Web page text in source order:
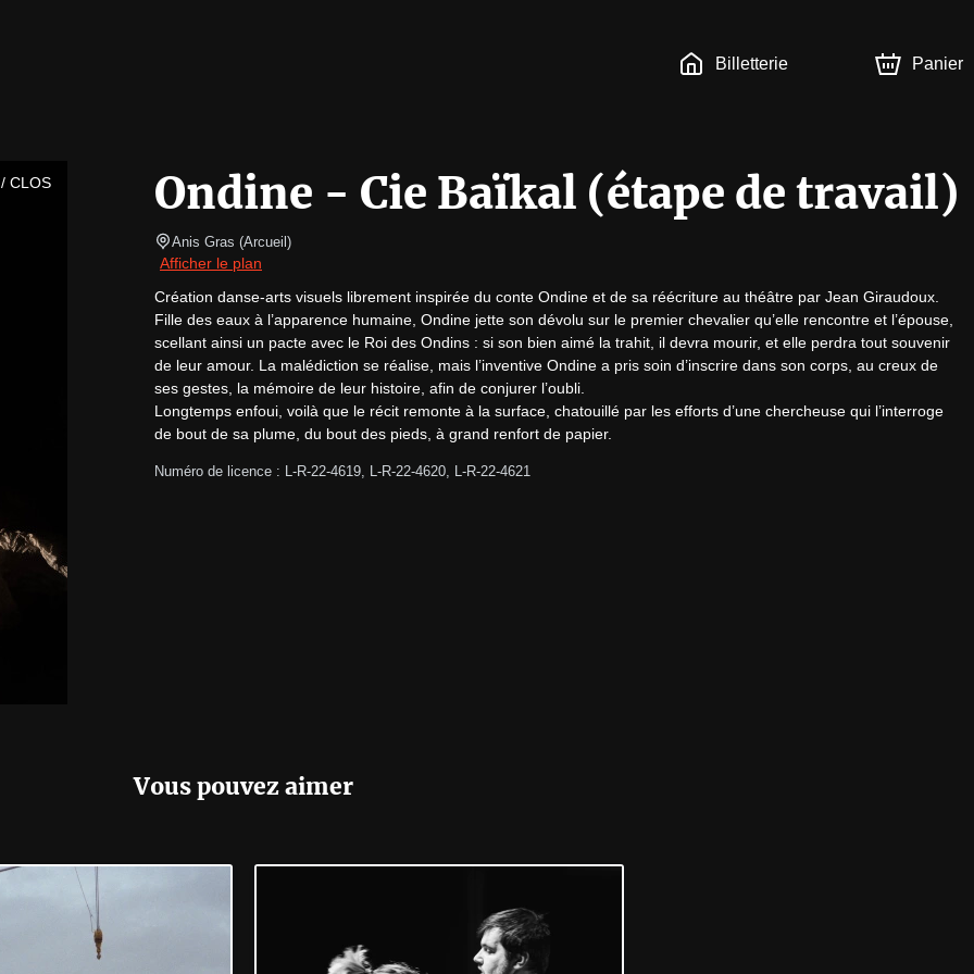
Billetterie Panier
CLOS Ondine - Cie Baïkal (étape de travail)
Anis Gras (Arcueil )
Afficher le plan
Création danse-arts visuels librement inspirée du conte Ondine et de sa réécriture au théâtre par Jean Giraudoux.
Fille des eaux à l’apparence humaine, Ondine jette son dévolu sur le premier chevalier qu’elle rencontre et l’épouse,
scellant ainsi un pacte avec le Roi des Ondins : si son bien aimé la trahit, il devra mourir, et elle perdra tout souvenir
de leur amour. La malédiction se réalise, mais l’inventive Ondine a pris soin d’inscrire dans son corps, au creux de
ses gestes, la mémoire de leur histoire, afin de conjurer l’oubli.
Longtemps enfoui, voilà que le récit remonte à la surface, chatouillé par les efforts d’une chercheuse qui l’interroge
de bout de sa plume, du bout des pieds, à grand renfort de papier.
Numéro de licence : L-R-22-4619, L-R-22-4620, L-R-22-4621
Vous pouvez aimer